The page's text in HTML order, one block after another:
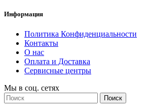
Информация
Политика Конфиденциальности
Контакты
О нас
Оплата и Доставка
Сервисные центры
Мы в соц. сетях
Поиск